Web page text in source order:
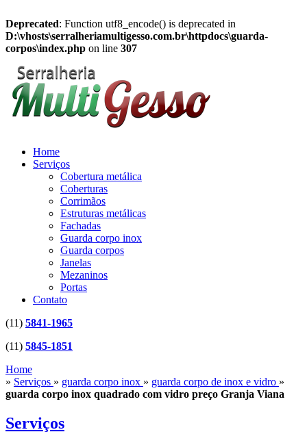
Deprecated: Function utf8_encode() is deprecated in
D:\vhosts\serralheriamultigesso.com.br\httpdocs\guarda-
corpos\index.php on line 307
Home
Serviços
Cobertura metálica
Coberturas
Corrimãos
Estruturas metálicas
Fachadas
Guarda corpo inox
Guarda corpos
Janelas
Mezaninos
Portas
Contato
(11) 5841-1965
(11) 5845-1851
Home
» Serviços » guarda corpo inox » guarda corpo de inox e vidro »
guarda corpo inox quadrado com vidro preço Granja Viana
Serviços